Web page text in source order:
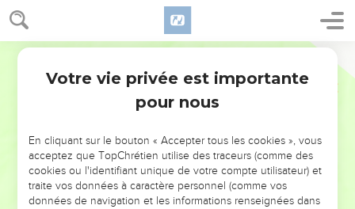
NE MANQUEZ PAS L’ÉVÉNEMENT
DE L’ANNÉE !
ET SI LEURS ERREURS POUVAIENT VOUS ÉVITER LES
VOTRES ?
Votre vie privée est importante
pour nous
En cliquant sur le bouton « Accepter tous les cookies », vous
acceptez que TopChrétien utilise des traceurs (comme des
cookies ou l'identifiant unique de votre compte utilisateur) et
traite vos données à caractère personnel (comme vos
données de navigation et les informations renseignées dans